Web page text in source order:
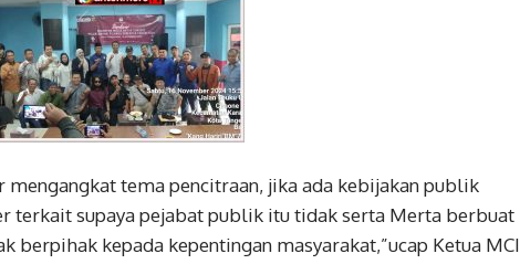
mengangkat tema pencitraan, jika ada kebijakan publik
terkait supaya pejabat publik itu tidak serta Merta berbuat
berpihak kepada kepentingan masyarakat,”ucap Ketua MCI